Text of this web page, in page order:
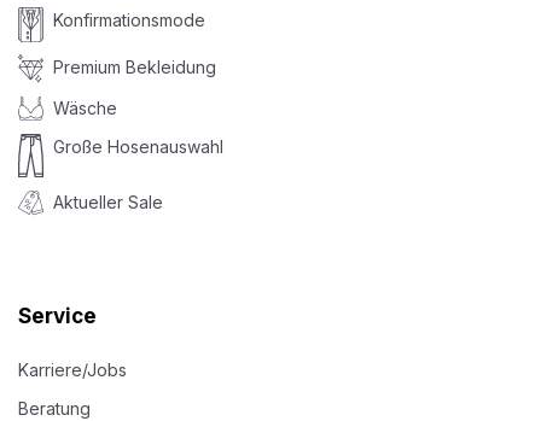
Konfirmationsmode
Premium Bekleidung
Wäsche
Große Hosenauswahl
Aktueller Sale
Service
Karriere/Jobs
Beratung